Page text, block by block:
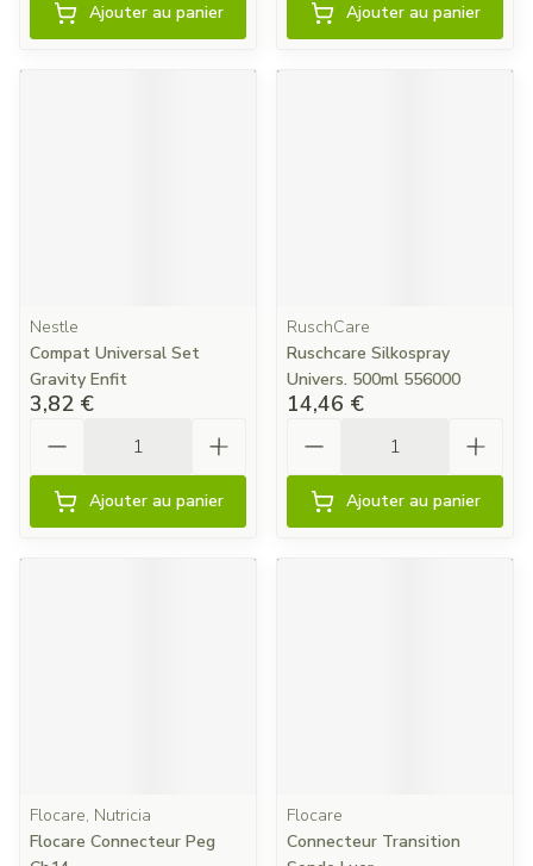
Ajouter au panier Ajouter au panier
Nestle
Compat Universal Set
Gravity Enfit
3,82 €
Ajouter au panier
RuschCare
Ruschcare Silkospray
Univers. 500ml 556000
14,46 €
Ajouter au panier
Flocare, Nutricia
Flocare Connecteur Peg
Flocare
Connecteur Transition